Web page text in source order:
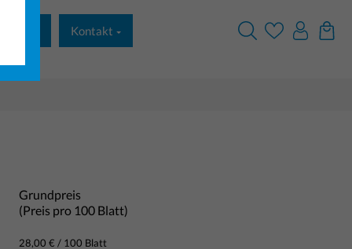
Kontakt
Grundpreis
(Preis pro 100 Blatt)
28,00 € / 100 Blatt